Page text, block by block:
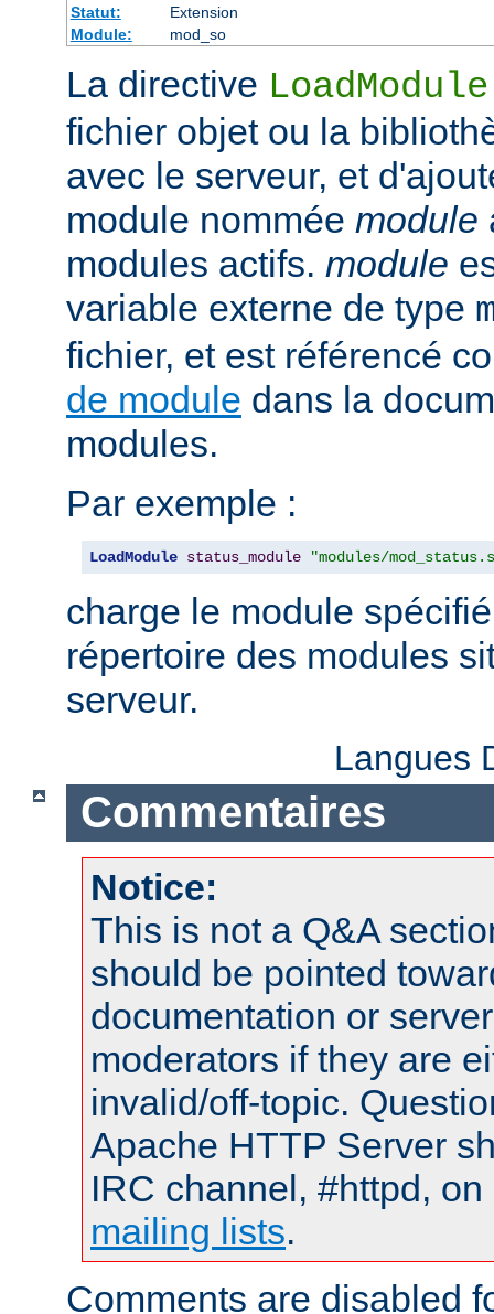
Statut:
Extension
Module:
mod_so
La directive LoadModule
fichier objet ou la
avec le serveur, et
module nommée module
modules actifs. module
variable externe de type
fichier, et est référencé
de module dans la
modules.
Par exemple :
LoadModule status_module "modules/
charge le module
répertoire des modules
serveur.
Langues
Commentaires
Notice:
This is not a Q&A
should be pointed
documentation or
moderators if they are
invalid/off-topic.
Apache HTTP Server
IRC channel, #httpd,
mailing lists.
Comments are disabled